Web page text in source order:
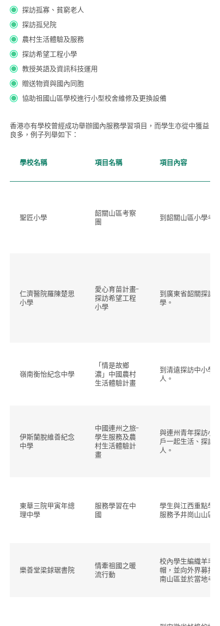
探訪孤寡、貧窮老人
探訪孤兒院
農村生活體驗及服務
探訪希望工程小學
教授英語及資訊科技運用
贈送物資與國內同胞
協助祖國山區學校進行小型校舍維修及更換設備
香港亦有學校曾經成功舉辦國內服務學習項目，而學生亦從中獲益
良多，例子列舉如下：
學校名稱 項目名稱 項目內容
聖匠小學
韶關山區考察
團
到韶關山區小學考
仁濟醫院羅陳楚思
小學
愛心育苗計畫-
探訪希望工程
小學
到廣東省韶關探訪
學。
嶺南衡怡紀念中學
「情是故鄉
濃」中國農村
生活體驗計畫
到清遠探訪中小學
人。
伊斯蘭脫維善紀念
中學
中國連州之旅-
學生服務及農
村生活體驗計
畫
與連州青年探訪小
戶一起生活、探訪
人。
東華三院甲寅年總
理中學
服務學習在中
國
學生與江西重點學
服務予井崗山山區
樂善堂梁銶琚書院
情牽祖國之暖
流行動
校內學生編織羊毛
帽，並向外界募捐
南山區並於當地考